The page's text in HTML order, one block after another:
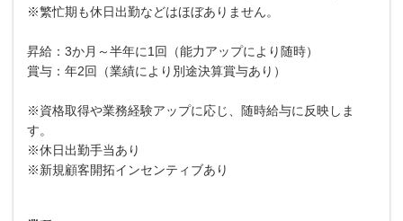
※繁忙期も休日出勤などはほぼありません。
昇給：3か月～半年に1回（能力アップにより随時）
賞与：年2回（業績により別途決算賞与あり）
※資格取得や業務経験アップに応じ、随時給与に反映しま
す。
※休日出勤手当あり
※新規顧客開拓インセンティブあり